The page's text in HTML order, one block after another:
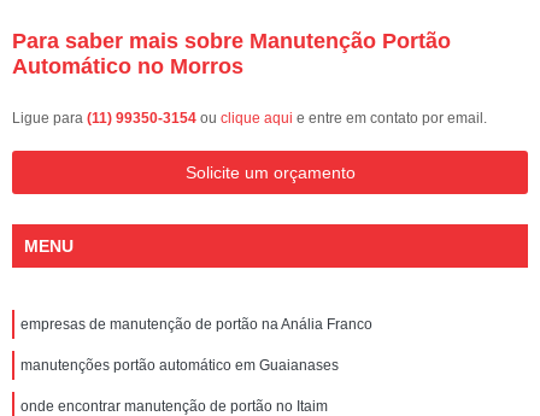
Para saber mais sobre Manutenção Portão
Automático no Morros
Ligue para (11) 99350-3154 ou clique aqui e entre em contato por email.
Solicite um orçamento
MENU
empresas de manutenção de portão na Anália Franco
manutenções portão automático em Guaianases
onde encontrar manutenção de portão no Itaim